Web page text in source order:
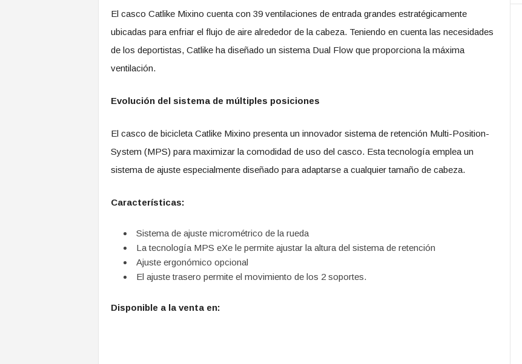
El casco Catlike Mixino cuenta con 39 ventilaciones de entrada grandes estratégicamente
ubicadas para enfriar el flujo de aire alrededor de la cabeza. Teniendo en cuenta las necesidades
de los deportistas, Catlike ha diseñado un sistema Dual Flow que proporciona la máxima
ventilación.
Evolución del sistema de múltiples posiciones
El casco de bicicleta Catlike Mixino presenta un innovador sistema de retención Multi-Position-
System (MPS) para maximizar la comodidad de uso del casco. Esta tecnología emplea un
sistema de ajuste especialmente diseñado para adaptarse a cualquier tamaño de cabeza.
Características:
Sistema de ajuste micrométrico de la rueda
La tecnología MPS eXe le permite ajustar la altura del sistema de retención
Ajuste ergonómico opcional
El ajuste trasero permite el movimiento de los 2 soportes.
Disponible a la venta en: